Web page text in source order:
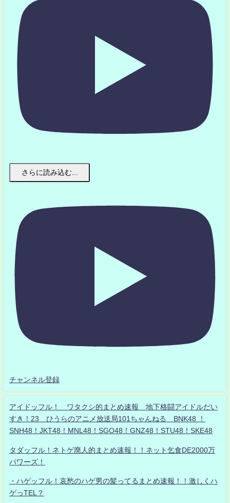
さらに読み込む...
チャンネル登録
アイドッフル！ ワタクシ的まとめ速報 地下格闘アイドルだい
すき！23 ひうらのアニメ放送局101ちゃんねる BNK48 ！
SNH48！JKT48！MNL48！SGO48！GNZ48！STU48！SKE48
タダッフル！ネトゲ廃人的まとめ速報！！ネット乞食DE2000万
パワーズ！
・ハゲッフル！哀愁のハゲ男の髪ってるまとめ速報！！激しくハ
ゲっTEL？